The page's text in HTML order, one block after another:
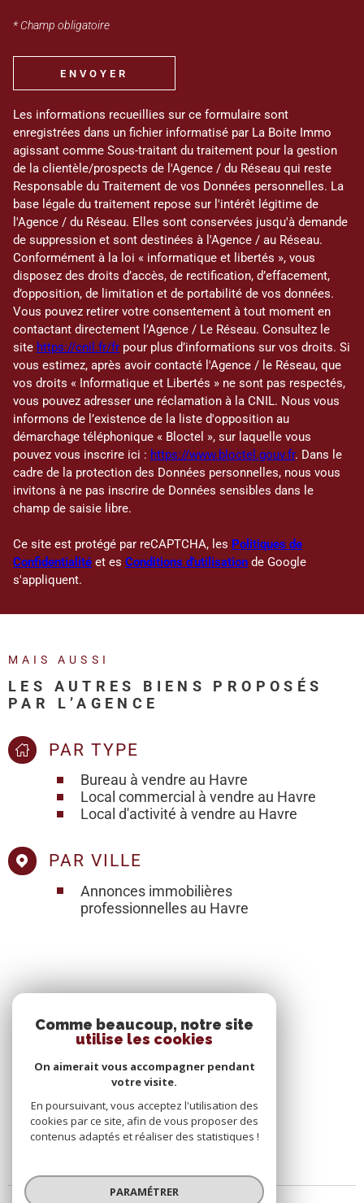
* Champ obligatoire
ENVOYER
Les informations recueillies sur ce formulaire sont
enregistrées dans un fichier informatisé par La Boite Immo
agissant comme Sous-traitant du traitement pour la gestion
de la clientèle/prospects de l'Agence / du Réseau qui reste
Responsable du Traitement de vos Données personnelles. La
base légale du traitement repose sur l'intérêt légitime de
l'Agence / du Réseau. Elles sont conservées jusqu'à demande
de suppression et sont destinées à l'Agence / au Réseau.
Conformément à la loi « informatique et libertés », vous
disposez des droits d’accès, de rectification, d’effacement,
d’opposition, de limitation et de portabilité de vos données.
Vous pouvez retirer votre consentement à tout moment en
contactant directement l’Agence / Le Réseau. Consultez le
site https://cnil.fr/fr pour plus d’informations sur vos droits. Si
vous estimez, après avoir contacté l'Agence / le Réseau, que
vos droits « Informatique et Libertés » ne sont pas respectés,
vous pouvez adresser une réclamation à la CNIL. Nous vous
informons de l’existence de la liste d'opposition au
démarchage téléphonique « Bloctel », sur laquelle vous
pouvez vous inscrire ici : https://www.bloctel.gouv.fr. Dans le
cadre de la protection des Données personnelles, nous vous
invitons à ne pas inscrire de Données sensibles dans le
champ de saisie libre.
Ce site est protégé par reCAPTCHA, les Politiques de
Confidentialité et es Conditions d'utilisation de Google
s'appliquent.
MAIS AUSSI
LES AUTRES BIENS PROPOSÉS
PAR L’AGENCE
PAR TYPE
Bureau à vendre au Havre
Local commercial à vendre au Havre
Local d'activité à vendre au Havre
PAR VILLE
Annonces immobilières
professionnelles au Havre
Comme beaucoup, notre site
utilise les cookies
On aimerait vous accompagner pendant
votre visite.
En poursuivant, vous acceptez l'utilisation des
cookies par ce site, afin de vous proposer des
contenus adaptés et réaliser des statistiques !
PARAMÉTRER